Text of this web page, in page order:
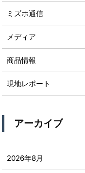
ミズホ通信
メディア
商品情報
現地レポート
アーカイブ
2026年8月